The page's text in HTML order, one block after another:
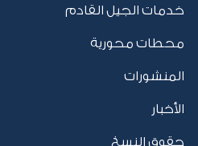
خدمات الجيل القادم
محطات محورية
المنشورات
الأخبار
حقوق النسخ